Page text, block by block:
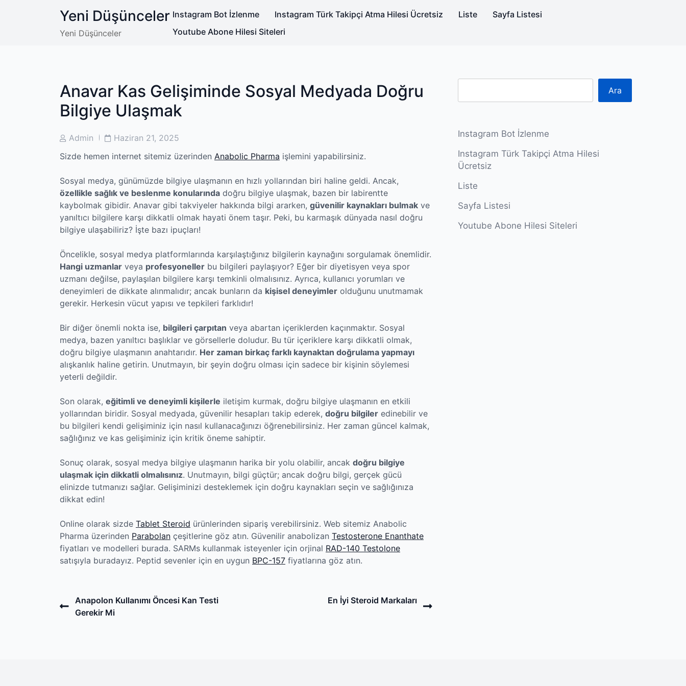
Yeni Düşünceler
Yeni Düşünceler
Instagram Bot İzlenme Instagram Türk Takipçi Atma Hilesi Ücretsiz Liste
Sayfa Listesi
Youtube Abone Hilesi Siteleri
Anavar Kas Gelişiminde Sosyal Medyada Doğru
Bilgiye Ulaşmak
PostAdmin
PostHaziran 21, 2025
Sizde hemen internet sitemiz üzerinden Anabolic Pharma işlemini yapabilirsiniz.
Sosyal medya, günümüzde bilgiye ulaşmanın en hızlı yollarından biri haline geldi. Ancak,
özellikle sağlık ve beslenme konularında doğru bilgiye ulaşmak, bazen bir labirentte
kaybolmak gibidir. Anavar gibi takviyeler hakkında bilgi ararken, güvenilir kaynakları bulmak ve
yanıltıcı bilgilere karşı dikkatli olmak hayati önem taşır. Peki, bu karmaşık dünyada nasıl doğru
bilgiye ulaşabiliriz? İşte bazı ipuçları!
Öncelikle, sosyal medya platformlarında karşılaştığınız bilgilerin kaynağını sorgulamak önemlidir.
Hangi uzmanlar veya profesyoneller bu bilgileri paylaşıyor? Eğer bir diyetisyen veya spor
uzmanı değilse, paylaşılan bilgilere karşı temkinli olmalısınız. Ayrıca, kullanıcı yorumları ve
deneyimleri de dikkate alınmalıdır; ancak bunların da kişisel deneyimler olduğunu unutmamak
gerekir. Herkesin vücut yapısı ve tepkileri farklıdır!
Bir diğer önemli nokta ise, bilgileri çarpıtan veya abartan içeriklerden kaçınmaktır. Sosyal
medya, bazen yanıltıcı başlıklar ve görsellerle doludur. Bu tür içeriklere karşı dikkatli olmak,
doğru bilgiye ulaşmanın anahtarıdır. Her zaman birkaç farklı kaynaktan doğrulama yapmayı
alışkanlık haline getirin. Unutmayın, bir şeyin doğru olması için sadece bir kişinin söylemesi
yeterli değildir.
Son olarak, eğitimli ve deneyimli kişilerle iletişim kurmak, doğru bilgiye ulaşmanın en etkili
yollarından biridir. Sosyal medyada, güvenilir hesapları takip ederek, doğru bilgiler edinebilir ve
bu bilgileri kendi gelişiminiz için nasıl kullanacağınızı öğrenebilirsiniz. Her zaman güncel kalmak,
sağlığınız ve kas gelişiminiz için kritik öneme sahiptir.
Sonuç olarak, sosyal medya bilgiye ulaşmanın harika bir yolu olabilir, ancak doğru bilgiye
ulaşmak için dikkatli olmalısınız. Unutmayın, bilgi güçtür; ancak doğru bilgi, gerçek gücü
elinizde tutmanızı sağlar. Gelişiminizi desteklemek için doğru kaynakları seçin ve sağlığınıza
dikkat edin!
Online olarak sizde Tablet Steroid ürünlerinden sipariş verebilirsiniz. Web sitemiz Anabolic
Pharma üzerinden Parabolan çeşitlerine göz atın. Güvenilir anabolizan Testosterone Enanthate
fiyatları ve modelleri burada. SARMs kullanmak isteyenler için orjinal RAD-140 Testolone
satışıyla buradayız. Peptid sevenler için en uygun BPC-157 fiyatlarına göz atın.
Post
navigation
Previous
Post
Anapolon Kullanımı Öncesi Kan Testi
Gerekir Mi
En İyi Steroid Markaları
Ara
Instagram Bot İzlenme
Instagram Türk Takipçi Atma Hilesi
Ücretsiz
Liste
Sayfa Listesi
Youtube Abone Hilesi Siteleri